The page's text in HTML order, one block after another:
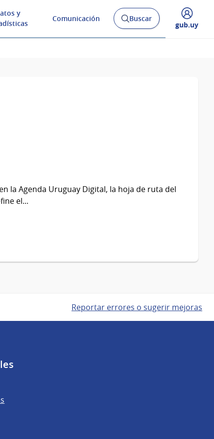
y
Comunicación
AbrirBuscar
Desplegar
gub.uy
la Agenda Uruguay Digital, la hoja de ruta del
el...
Reportar errores o sugerir mejoras